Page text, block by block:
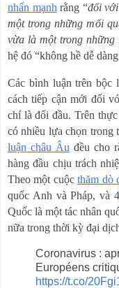
nhấn mạnh rằng “đối
một trong những mối
vừa là một trong những
hệ đó “không hề dễ
Các bình luận trên bộc
cách tiếp cận mới đối
chí là đối đầu. Trên
có nhiều lựa chọn trong
luận châu Âu đều cho
hàng đầu chịu trách
Theo một cuộcthăm dò
quốc Anh và Pháp, và
Quốc là một tác nhân
nữa trong thời kỳ đại dị
Coronavirus :
Européens
https://t.co/